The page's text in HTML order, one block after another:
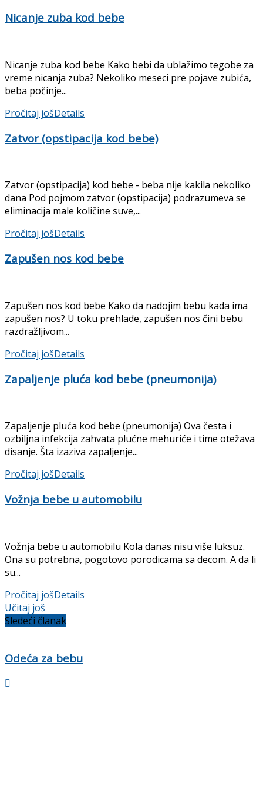
Nicanje zuba kod bebe
Nicanje zuba kod bebe Kako bebi da ublažimo tegobe za
vreme nicanja zuba? Nekoliko meseci pre pojave zubića,
beba počinje...
Pročitaj jošDetails
Zatvor (opstipacija kod bebe)
Zatvor (opstipacija) kod bebe - beba nije kakila nekoliko
dana Pod pojmom zatvor (opstipacija) podrazumeva se
eliminacija male količine suve,...
Pročitaj jošDetails
Zapušen nos kod bebe
Zapušen nos kod bebe Kako da nadojim bebu kada ima
zapušen nos? U toku prehlade, zapušen nos čini bebu
razdražljivom...
Pročitaj jošDetails
Zapaljenje pluća kod bebe (pneumonija)
Zapaljenje pluća kod bebe (pneumonija) Ova česta i
ozbiljna infekcija zahvata plućne mehuriće i time otežava
disanje. Šta izaziva zapaljenje...
Pročitaj jošDetails
Vožnja bebe u automobilu
Vožnja bebe u automobilu Kola danas nisu više luksuz.
Ona su potrebna, pogotovo porodicama sa decom. A da li
su...
Pročitaj jošDetails
Učitaj još
Sledeći članak
Odeća za bebu